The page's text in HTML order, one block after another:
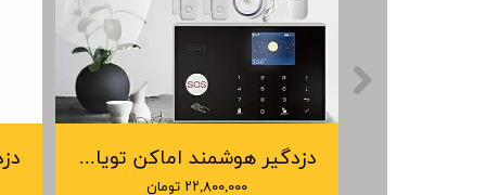
دزدگیر هوشمند اماکن تویا Tuya Smart Security System
۲۲,۸۰۰,۰۰۰ تومان